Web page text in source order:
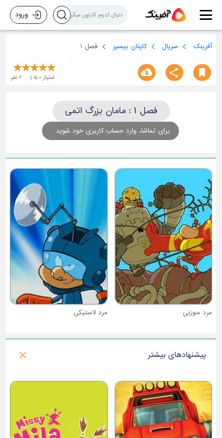
ورود
آفرینک سریال کاپتان بیسپز فصل 1
امتیاز 5.0
2 نفر
فصل 1 : مامان بزرگ اتمی
برای تماشا، وارد حساب کاربری خود شوید
پیشنهادهای بیشتر